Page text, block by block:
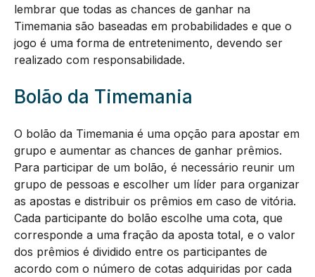
lembrar que todas as chances de ganhar na
Timemania são baseadas em probabilidades e que o
jogo é uma forma de entretenimento, devendo ser
realizado com responsabilidade.
Bolão da Timemania
O bolão da Timemania é uma opção para apostar em
grupo e aumentar as chances de ganhar prêmios.
Para participar de um bolão, é necessário reunir um
grupo de pessoas e escolher um líder para organizar
as apostas e distribuir os prêmios em caso de vitória.
Cada participante do bolão escolhe uma cota, que
corresponde a uma fração da aposta total, e o valor
dos prêmios é dividido entre os participantes de
acordo com o número de cotas adquiridas por cada